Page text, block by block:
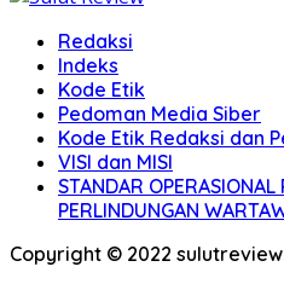
Redaksi
Indeks
Kode Etik
Pedoman Media Siber
Kode Etik Redaksi dan
VISI dan MISI
STANDAR OPERASIONAL
PERLINDUNGAN
Copyright © 2022